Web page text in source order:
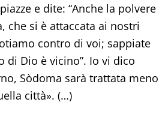
e dite: “Anche la polvere
che si è attaccata ai nostri
contro di voi; sappiate
di Dio è vicino”. Io vi dico
Sòdoma sarà trattata meno
città». (…)